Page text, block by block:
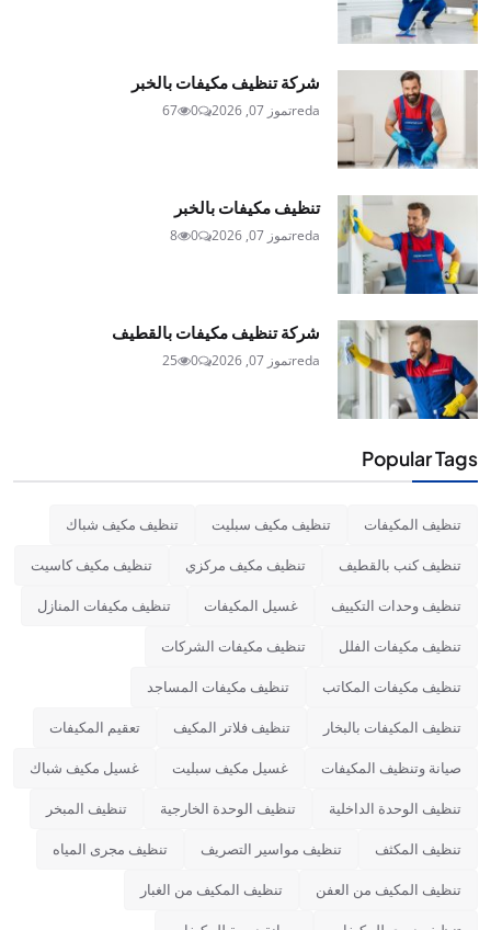
شركة تنظيف مكيفات بالخبر
redaتموز 07, 2026 0
67
تنظيف مكيفات بالخبر
redaتموز 07, 2026 0
8
شركة تنظيف مكيفات بالقطيف
redaتموز 07, 2026 0
25
Popular Tags
تنظيف المكيفات تنظيف مكيف سبليت تنظيف مكيف شباك
تنظيف كنب بالقطيف تنظيف مكيف مركزي تنظيف مكيف كاسيت
تنظيف وحدات التكييف غسيل المكيفات تنظيف مكيفات المنازل
تنظيف مكيفات الفلل تنظيف مكيفات الشركات
تنظيف مكيفات المكاتب تنظيف مكيفات المساجد
تنظيف المكيفات بالبخار تنظيف فلاتر المكيف تعقيم المكيفات
صيانة وتنظيف المكيفات غسيل مكيف سبليت غسيل مكيف شباك
تنظيف الوحدة الداخلية تنظيف الوحدة الخارجية تنظيف المبخر
تنظيف المكثف تنظيف مواسير التصريف تنظيف مجرى المياه
تنظيف المكيف من العفن تنظيف المكيف من الغبار